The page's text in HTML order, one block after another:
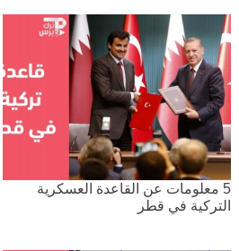
5 معلومات عن القاعدة العسكرية
التركية في قطر